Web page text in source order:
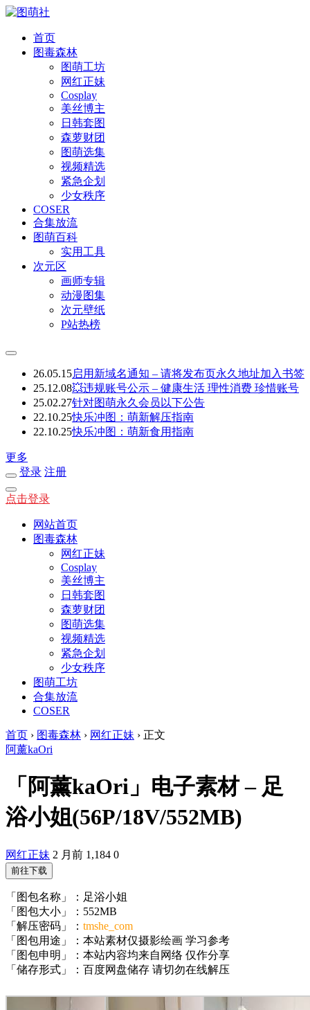
首页
图毒森林
图萌工坊
网红正妹
Cosplay
美丝博主
日韩套图
森萝财团
图萌选集
视频精选
紧急企划
少女秩序
COSER
合集放流
图萌百科
实用工具
次元区
画师专辑
动漫图集
次元壁纸
P站热榜
26.05.15启用新域名通知 – 请将发布页永久地址加入书签
25.12.08💥违规账号公示 – 健康生活 理性消费 珍惜账号
25.02.27针对图萌永久会员以下公告
22.10.25快乐冲图：萌新解压指南
22.10.25快乐冲图：萌新食用指南
更多
登录 注册
点击登录
网站首页
图毒森林
网红正妹
Cosplay
美丝博主
日韩套图
森萝财团
图萌选集
视频精选
紧急企划
少女秩序
图萌工坊
合集放流
COSER
首页 › 图毒森林 › 网红正妹 › 正文
阿薰kaOri
「阿薰kaOri」电子素材 – 足
浴小姐(56P/18V/552MB)
网红正妹 2 月前 1,184 0
前往下载
「图包名称」：足浴小姐
「图包大小」：552MB
「解压密码」： tmshe_com
「图包用途」：本站素材仅摄影绘画 学习参考
「图包申明」：本站内容均来自网络 仅作分享
「储存形式」：百度网盘储存 请切勿在线解压